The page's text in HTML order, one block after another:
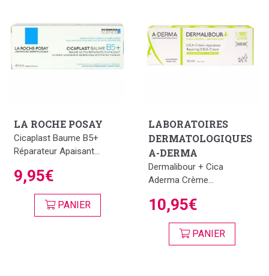
LA ROCHE POSAY
Cicaplast Baume B5+
Réparateur Apaisant...
9,95€
PANIER
LABORATOIRES
DERMATOLOGIQUES
A-DERMA
Dermalibour + Cica
Aderma Crème...
10,95€
PANIER